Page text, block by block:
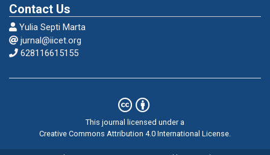
PuspitaDewi. (2009). Upaya Peningkatan
Kreatifitas Anak Usia Dini Melalui Kolase
Dengan Bahan Sisa Kulit Kuaci di TK
Contact Us
Yulia Septi Marta
jurnal@iicet.org
628116615155
This journal licensed under a
Creative Commons Attribution 4.0 International License.